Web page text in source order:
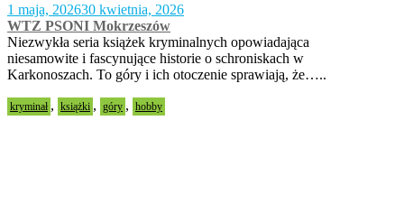
1 maja, 202630 kwietnia, 2026
WTZ PSONI Mokrzeszów
Niezwykła seria książek kryminalnych opowiadająca
niesamowite i fascynujące historie o schroniskach w
Karkonoszach. To góry i ich otoczenie sprawiają, że…..
kryminał , książki , góry , hobby